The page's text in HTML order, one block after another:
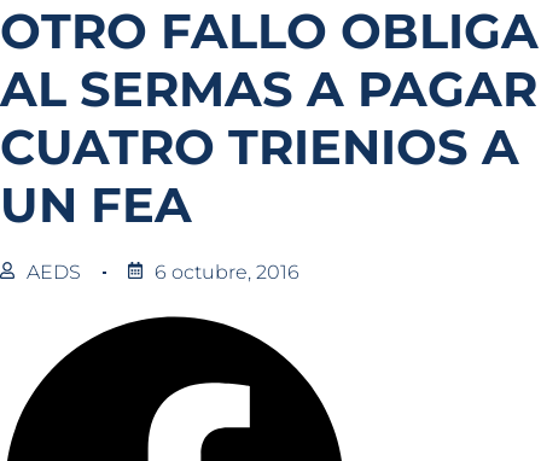
OTRO FALLO OBLIGA
AL SERMAS A PAGAR
CUATRO TRIENIOS A
UN FEA
AEDS 6 octubre, 2016